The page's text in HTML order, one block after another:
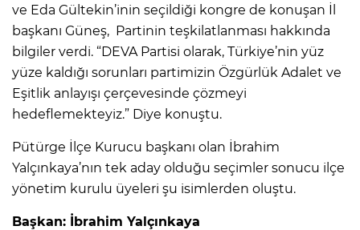
ve Eda Gültekin’inin seçildiği kongre de konuşan İl
başkanı Güneş, Partinin teşkilatlanması hakkında
bilgiler verdi. “DEVA Partisi olarak, Türkiye’nin yüz
yüze kaldığı sorunları partimizin Özgürlük Adalet ve
Eşitlik anlayışı çerçevesinde çözmeyi
hedeflemekteyiz.” Diye konuştu.
Pütürge İlçe Kurucu başkanı olan İbrahim
Yalçınkaya’nın tek aday olduğu seçimler sonucu ilçe
yönetim kurulu üyeleri şu isimlerden oluştu.
Başkan: İbrahim Yalçınkaya